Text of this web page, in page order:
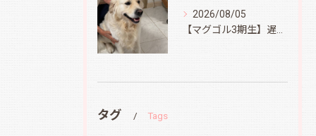
2026/08/05
タグ Tags